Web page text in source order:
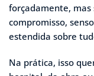
forçadamente,
compromisso,
estendida sobre
Na prática, isso